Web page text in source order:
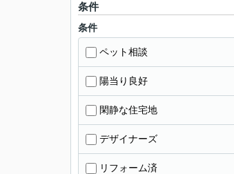
条件
条件
ペット相談
陽当り良好
閑静な住宅地
デザイナーズ
リフォーム済